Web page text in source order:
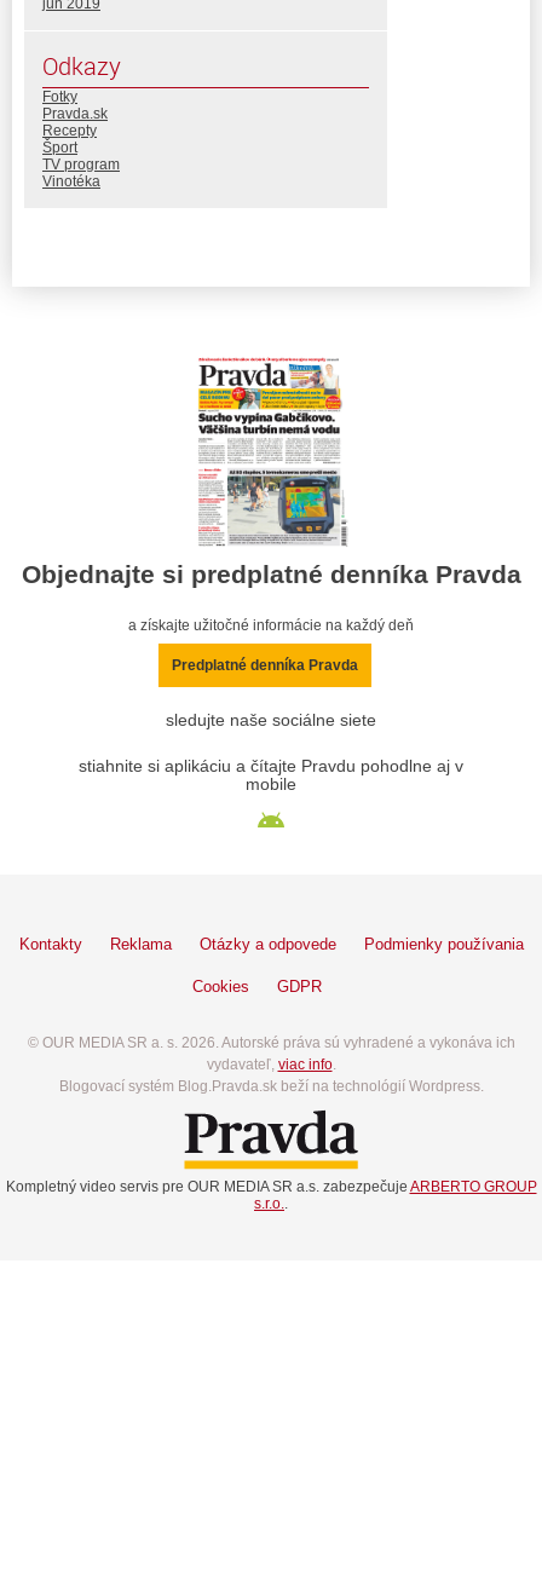
Odkazy
Fotky
Pravda.sk
Recepty
Šport
TV program
Vinotéka
Objednajte si predplatné denníka Pravda
a získajte užitočné informácie na každý deň
Predplatné denníka Pravda
sledujte naše sociálne siete
stiahnite si aplikáciu a čítajte Pravdu pohodlne aj v
mobile
Kontakty Reklama Otázky a odpovede Podmienky používania
Cookies GDPR
© OUR MEDIA SR a. s. 2026. Autorské práva sú vyhradené a vykonáva ich
vydavateľ, viac info.
Blogovací systém Blog.Pravda.sk beží na technológií Wordpress.
Kompletný video servis pre OUR MEDIA SR a.s. zabezpečuje ARBERTO GROUP
s.r.o..